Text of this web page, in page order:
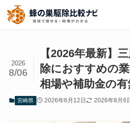
【2026年最新】
除におすすめの
相場や補助金の
2026
8/06
宮崎県 2026年6月12日 2026年8月6